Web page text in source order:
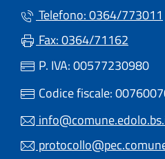
Telefono: 0364/773011
Fax: 0364/71162
P. IVA: 00577230980
Codice fiscale: